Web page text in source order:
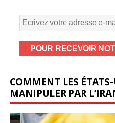
COMMENT LES
MANIPULER PAR